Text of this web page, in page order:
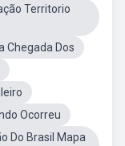
Territorio
Chegada Dos
Ocorreu
Do Brasil Mapa